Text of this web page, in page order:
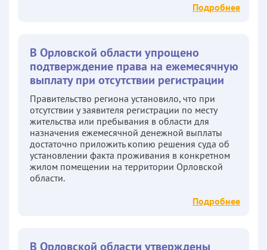
Подробнее
В Орловской области упрощено
подтверждение права на ежемесячную
выплату при отсутствии регистрации
Правительство региона установило, что при
отсутствии у заявителя регистрации по месту
жительства или пребывания в области для
назначения ежемесячной денежной выплаты
достаточно приложить копию решения суда об
установлении факта проживания в конкретном
жилом помещении на территории Орловской
области.
Подробнее
В Орловской области утверждены